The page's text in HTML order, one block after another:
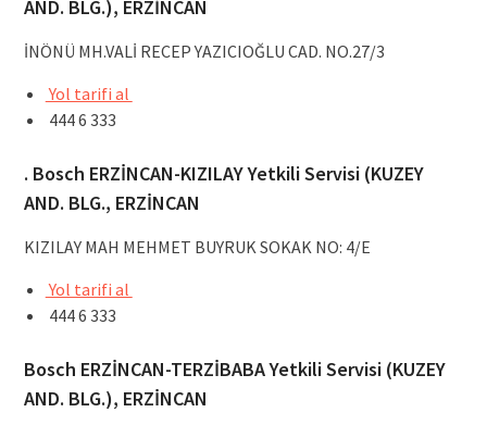
AND. BLG.), ERZİNCAN
İNÖNÜ MH.VALİ RECEP YAZICIOĞLU CAD. NO.27/3
Yol tarifi al
444 6 333
. Bosch ERZİNCAN-KIZILAY Yetkili Servisi (KUZEY
AND. BLG., ERZİNCAN
KIZILAY MAH MEHMET BUYRUK SOKAK NO: 4/E
Yol tarifi al
444 6 333
Bosch ERZİNCAN-TERZİBABA Yetkili Servisi (KUZEY
AND. BLG.), ERZİNCAN